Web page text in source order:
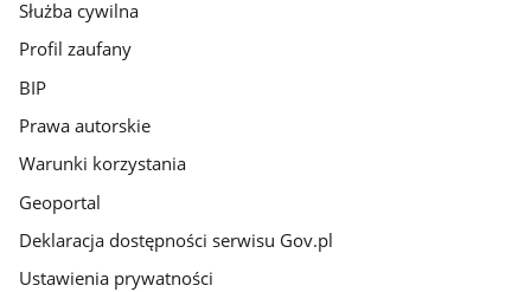
Służba cywilna
Profil zaufany
BIP
Prawa autorskie
Warunki korzystania
Geoportal
Deklaracja dostępności serwisu Gov.pl
Ustawienia prywatności